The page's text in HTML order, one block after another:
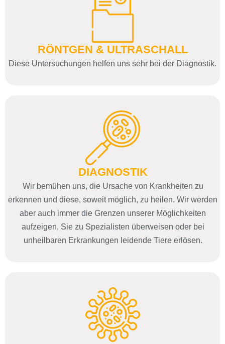
RÖNTGEN & ULTRASCHALL
Diese Untersuchungen helfen uns sehr bei der Diagnostik.
DIAGNOSTIK
Wir bemühen uns, die Ursache von Krankheiten zu
erkennen und diese, soweit möglich, zu heilen. Wir werden
aber auch immer die Grenzen unserer Möglichkeiten
aufzeigen, Sie zu Spezialisten überweisen oder bei
unheilbaren Erkrankungen leidende Tiere erlösen.